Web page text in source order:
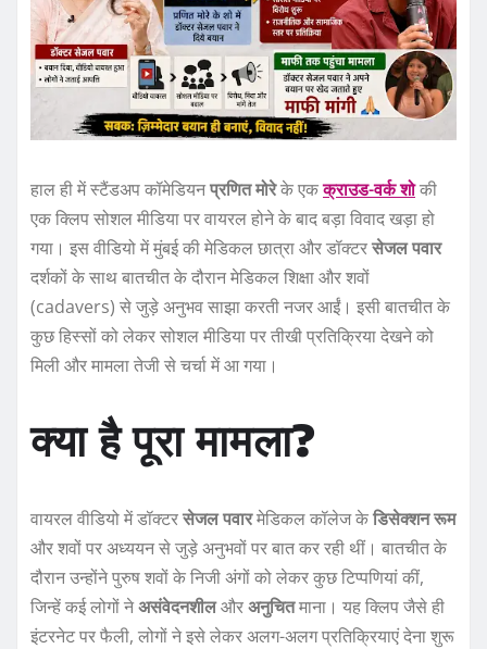
हाल ही में स्टैंडअप कॉमेडियनप्रणित मोरेके एकक्राउड-वर्क शोकी
एक क्लिप सोशल मीडिया पर वायरल होने के बाद बड़ा विवाद खड़ा हो
गया। इस वीडियो में मुंबई की मेडिकल छात्रा और डॉक्टरसेजल पवार
दर्शकों के साथ बातचीत के दौरान मेडिकल शिक्षा और शवों
(cadavers) से जुड़े अनुभव साझा करती नजर आईं। इसी बातचीत के
कुछ हिस्सों को लेकर सोशल मीडिया पर तीखी प्रतिक्रिया देखने को
मिली और मामला तेजी से चर्चा में आ गया।
क्या है पूरा मामला?
वायरल वीडियो में डॉक्टरसेजल पवारमेडिकल कॉलेज केडिसेक्शन रूम
और शवों पर अध्ययन से जुड़े अनुभवों पर बात कर रही थीं। बातचीत के
दौरान उन्होंने पुरुष शवों के निजी अंगों को लेकर कुछ टिप्पणियां कीं,
जिन्हें कई लोगों नेअसंवेदनशीलऔरअनुचितमाना। यह क्लिप जैसे ही
इंटरनेट पर फैली, लोगों ने इसे लेकर अलग-अलग प्रतिक्रियाएं देना शुरू